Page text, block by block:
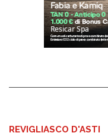
REVIGLIASCO D'ASTI